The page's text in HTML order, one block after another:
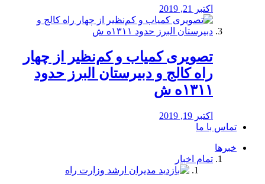
اکتبر 21, 2019
️تصویری کمیاب و کم‌نظیر از چهار
راه كالج و دبيرستان البرز حدود
۱۳۱۱ه ش
اکتبر 19, 2019
تماس با ما
خبرها
تمام اخبار